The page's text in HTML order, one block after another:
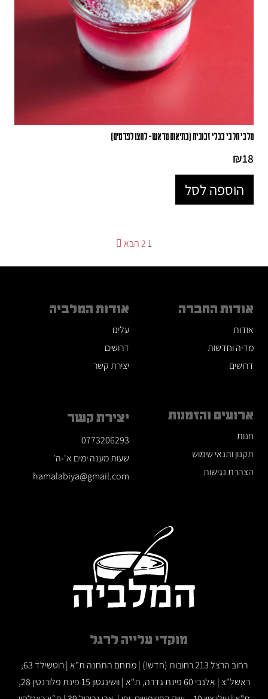
מלבי חלבי בכלי זכוכית (בתיאום מראש- לחצו לפרטים)
₪18
הוספה לסל
pagination
1
2הבא
אודות החברה
אודות
מדיה וחדשות
דרושים
ארועים והזמנות
חנות
תקנון ותנאי שימוש
הצהרת נגישות
אודות המלביה
עלינו
דרושים
יצירת קשר
יצירת קשר
0773206293
שעות מענה ימים א'-ה'
hamalabiya@gmail.com
מוקדי עלייה לרגל
רחוב הרצל 213 רחובות (חדש!) | מתחם התחנה ת"א | רוטשילד 63,
ראשל"צ | אלנבי 60 פינת גדרה, ת"א | וושינגטון 15 פינת פלורנטין 28,